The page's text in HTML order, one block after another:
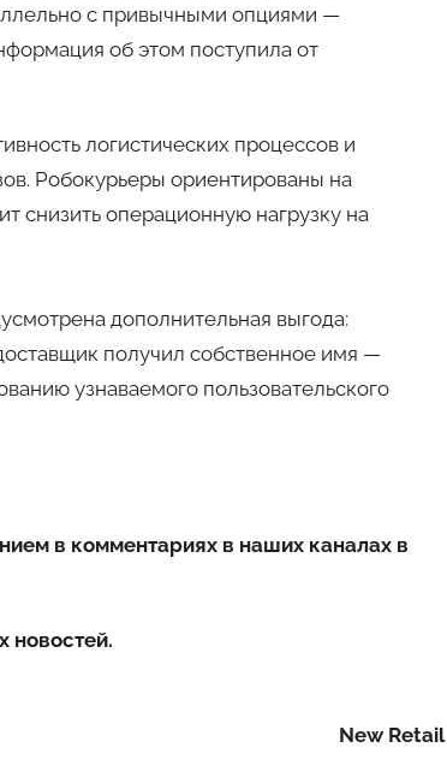
с привычными опциями —
об этом поступила от
логистических процессов и
Робокурьеры ориентированы на
снизить операционную нагрузку на
дополнительная выгода:
получил собственное имя —
узнаваемого пользовательского
в комментариях в наших каналах в
новостей.
New Retail